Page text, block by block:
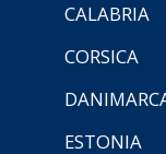
CALABRIA
CORSICA
ESTONIA